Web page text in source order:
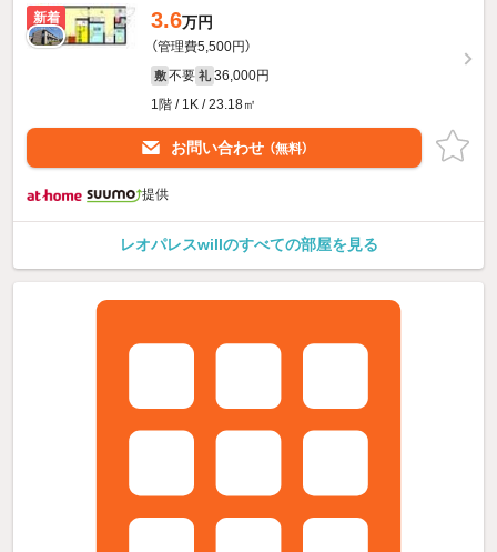
新着 3.6万円
（管理費5,500円）
敷 不要 礼 36,000円
1階 / 1K / 23.18㎡
お問い合わせ （無料）
提供
レオパレスwillのすべての部屋を見る